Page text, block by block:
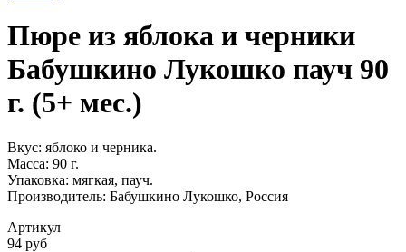
Пюре из яблока и черники
Бабушкино Лукошко пауч 90
г. (5+ мес.)
Вкус: яблоко и черника.
Масса: 90 г.
Упаковка: мягкая, пауч.
Производитель: Бабушкино Лукошко, Россия
Артикул
94 руб